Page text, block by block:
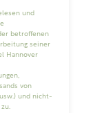
und
betroffenen
seiner
Hannover
von
und nicht-